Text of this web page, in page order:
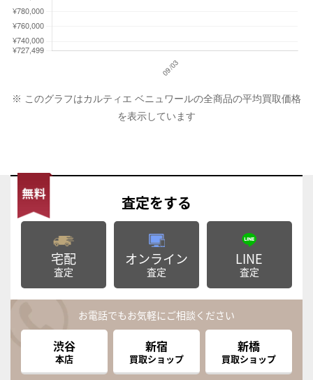
※ このグラフはカルティエ ベニュワールの全商品の平均買取価格
を表示しています
査定をする
宅配
査定
オンライン
査定
LINE
査定
お電話でもお気軽にご相談ください
渋谷
本店
新宿
買取ショップ
新橋
買取ショップ